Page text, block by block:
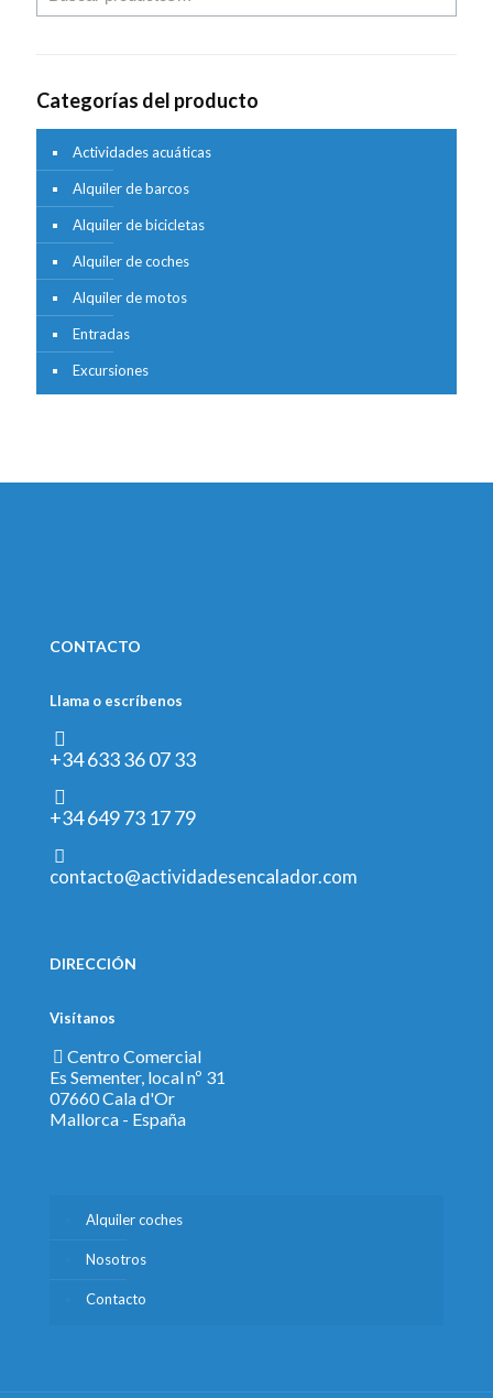
Categorías del producto
Actividades acuáticas
Alquiler de barcos
Alquiler de bicicletas
Alquiler de coches
Alquiler de motos
Entradas
Excursiones
CONTACTO
Llama o escríbenos
+34 633 36 07 33
+34 649 73 17 79
contacto@actividadesencalador.com
DIRECCIÓN
Visítanos
Centro Comercial
Es Sementer, local nº 31
07660 Cala d'Or
Mallorca - España
Alquiler coches
Nosotros
Contacto